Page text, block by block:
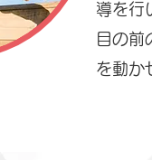
導を行
目の前
を動か